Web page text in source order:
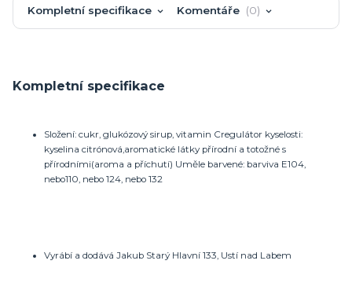
Kompletní specifikace Komentáře 0
Kompletní specifikace
Složení: cukr, glukózový sirup, vitamin Cregulátor kyselosti:
kyselina citrónová,aromatické látky přírodní a totožné s
přírodními(aroma a příchutí) Uměle barvené: barviva E104,
nebo110, nebo 124, nebo 132
Vyrábí a dodává Jakub Starý Hlavní 133, Ustí nad Labem